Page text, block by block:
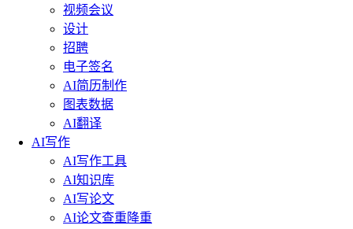
视频会议
设计
招聘
电子签名
AI简历制作
图表数据
AI翻译
AI写作
AI写作工具
AI知识库
AI写论文
AI论文查重降重